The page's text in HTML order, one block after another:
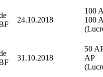
24.10.2018
100
100
31.10.2018
50
AP